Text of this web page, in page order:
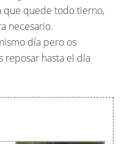
que quede todo tierno,
necesario.
día pero os
hasta el día